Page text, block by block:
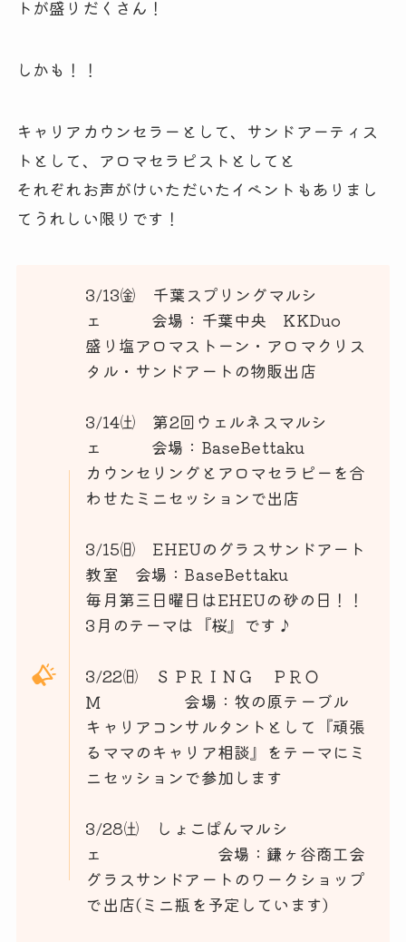
トが盛りだくさん！
しかも！！
キャリアカウンセラーとして、サンドアーティス
トとして、アロマセラピストとしてと
それぞれお声がけいただいたイベントもありまし
てうれしい限りです！
3/13㈮ 千葉スプリングマルシ
ェ 会場：千葉中央 KKDuo
盛り塩アロマストーン・アロマクリス
タル・サンドアートの物販出店
3/14㈯ 第2回ウェルネスマルシ
ェ 会場：BaseBettaku
カウンセリングとアロマセラピーを合
わせたミニセッションで出店
3/15㈰ EHEUのグラスサンドアート
教室 会場：BaseBettaku
毎月第三日曜日はEHEUの砂の日！！
3月のテーマは『桜』です♪
3/22㈰ ＳＰＲＩＮＧ ＰＲＯ
Ｍ 会場：牧の原テーブル
キャリアコンサルタントとして『頑張
るママのキャリア相談』をテーマにミ
ニセッションで参加します
3/28㈯ しょこぱんマルシ
ェ 会場：鎌ヶ谷商工会
グラスサンドアートのワークショップ
で出店(ミニ瓶を予定しています)